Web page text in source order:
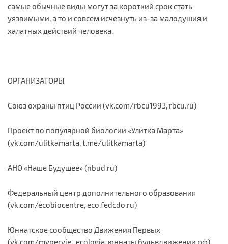
самые обычные виды могут за короткий срок стать
уязвимыми, а то и совсем исчезнуть из-за малодушия и
халатных действий человека.
ОРГАНИЗАТОРЫ
Союз охраны птиц России (vk.com/rbcu1993, rbcu.ru)
Проект по популярной биологии «Улитка Марта»
(vk.com/ulitkamarta, t.me/ulitkamarta)
АНО «Наше Будущее» (nbud.ru)
Федеральный центр дополнительного образования
(vk.com/ecobiocentre, eco.fedcdo.ru)
Юннатское сообщество Движения Первых
(vk.com/mypervie_ecologia, юннаты.будьвдвижении.рф)